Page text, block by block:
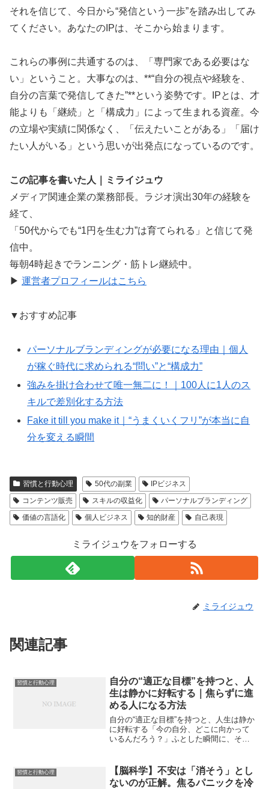
それを信じて、今日から“発信という一歩”を踏み出してみ
てください。あなたのIPは、そこから始まります。
これらの事例に共通するのは、「専門家である必要はな
い」ということ。大事なのは、**“自分の視点や経験を、
自分の言葉で発信してきた”**という姿勢です。IPとは、才
能よりも「継続」と「構成力」によって生まれる資産。今
の立場や実績に関係なく、「伝えたいことがある」「届け
たい人がいる」という思いが出発点になっているのです。
この記事を書いた人｜ミライジュウ
メディア関連企業の業務部長。ラジオ演出30年の経験を
経て、
「50代からでも“1円を生む力”は育てられる」と信じて発
信中。
毎朝4時起きでランニング・筋トレ継続中。
▶︎ 運営者プロフィールはこちら
▼おすすめ記事
パーソナルブランディングが必要になる理由｜個人
が稼ぐ時代に求められる“問い”と“構成力”
強みを掛け合わせて唯一無二に！｜100人に1人のス
キルで差別化する方法
Fake it till you make it｜“うまくいくフリ”が本当に自
分を変える瞬間
習慣と行動心理 50代の副業
IPビジネス
コンテンツ販売
スキルの収益化
パーソナルブランディング
価値の言語化
個人ビジネス 知的財産 自己表現
ミライジュウをフォローする
ミライジュウ
関連記事
習慣と行動心理
自分の“適正な目標”を持つと、人
生は静かに好転する｜焦らずに進
める人になる方法
自分の“適正な目標”を持つと、人生は静か
に好転する「今の自分、どこに向かって
いるんだろう？」ふとした瞬間に、そん
がたくさんいます。でも、目標があるは
ずなのに、なぜか満たさ...
習慣と行動心理
【脳科学】不安は「消そう」とし
ないのが正解。焦るパニックを冷